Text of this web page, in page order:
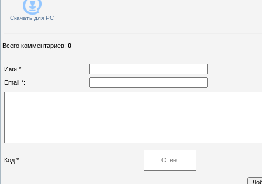
Скачать для PC
Всего комментариев: 0
Имя *:
Email *:
Код *: